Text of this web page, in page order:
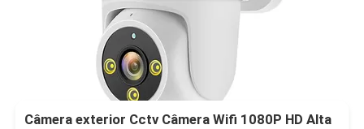
Câmera exterior Cctv Câmera Wifi 1080P HD Alta